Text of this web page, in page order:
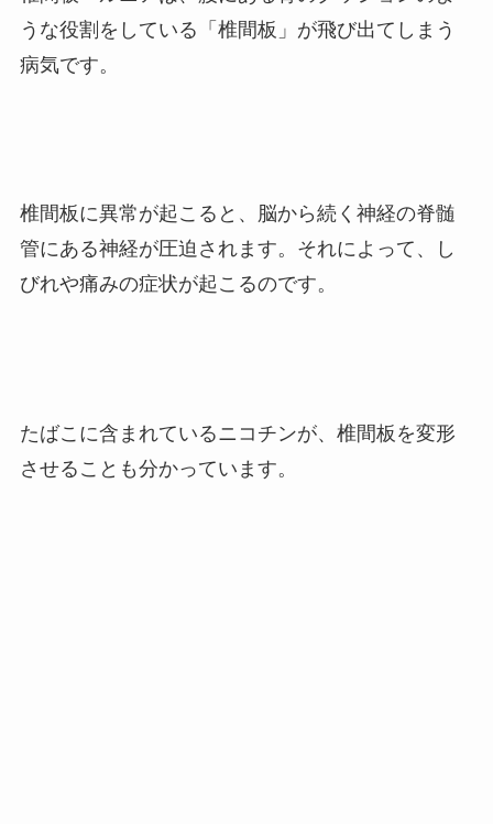
うな役割をしている「椎間板」が飛び出てしまう
病気です。
椎間板に異常が起こると、脳から続く神経の脊髄
管にある神経が圧迫されます。それによって、し
びれや痛みの症状が起こるのです。
たばこに含まれているニコチンが、椎間板を変形
させることも分かっています。